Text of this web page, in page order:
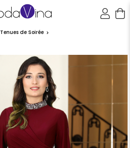
Tenues de Soirée